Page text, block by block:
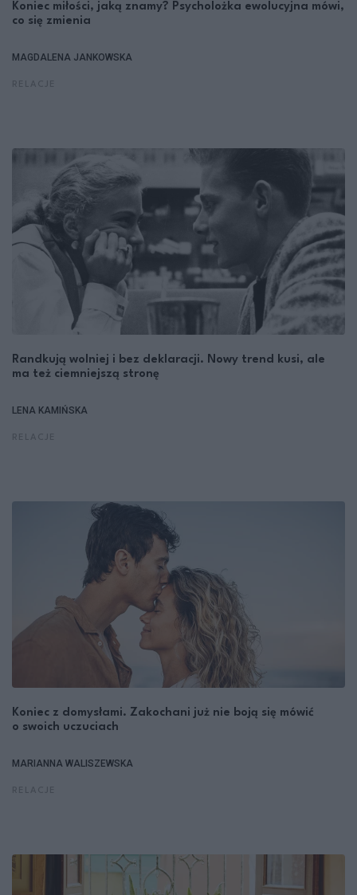
Koniec miłości, jaką znamy? Psycholożka ewolucyjna mówi,
co się zmienia
MAGDALENA JANKOWSKA
Randkują wolniej i bez deklaracji. Nowy trend kusi, ale
ma też ciemniejszą stronę
LENA KAMIŃSKA
Koniec z domysłami. Zakochani już nie boją się mówić
o swoich uczuciach
MARIANNA WALISZEWSKA